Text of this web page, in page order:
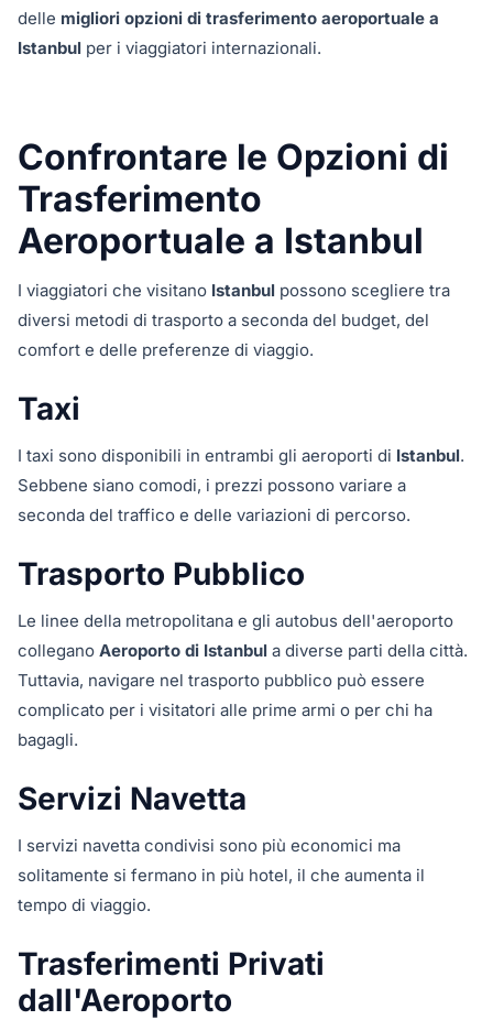
delle migliori opzioni di trasferimento aeroportuale a
Istanbul per i viaggiatori internazionali.
Confrontare le Opzioni di
Trasferimento
Aeroportuale a Istanbul
I viaggiatori che visitano Istanbul possono scegliere tra
diversi metodi di trasporto a seconda del budget, del
comfort e delle preferenze di viaggio.
Taxi
I taxi sono disponibili in entrambi gli aeroporti di Istanbul.
Sebbene siano comodi, i prezzi possono variare a
seconda del traffico e delle variazioni di percorso.
Trasporto Pubblico
Le linee della metropolitana e gli autobus dell'aeroporto
collegano Aeroporto di Istanbul a diverse parti della città.
Tuttavia, navigare nel trasporto pubblico può essere
complicato per i visitatori alle prime armi o per chi ha
bagagli.
Servizi Navetta
I servizi navetta condivisi sono più economici ma
solitamente si fermano in più hotel, il che aumenta il
tempo di viaggio.
Trasferimenti Privati
dall'Aeroporto